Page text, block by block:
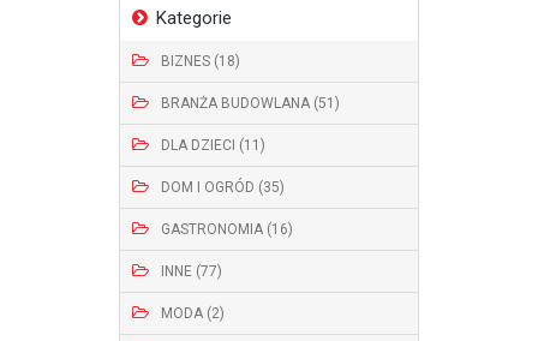
Kategorie
BIZNES (18)
BRANŻA BUDOWLANA (51)
DLA DZIECI (11)
DOM I OGRÓD (35)
GASTRONOMIA (16)
INNE (77)
MODA (2)